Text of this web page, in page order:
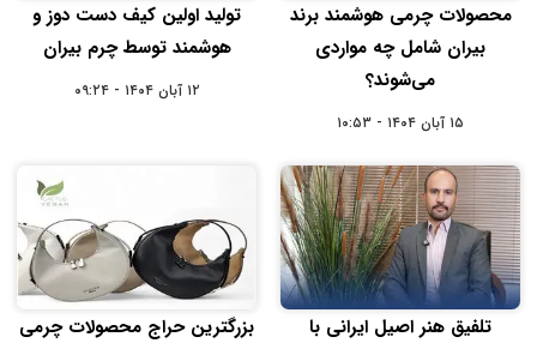
محصولات چرمی هوشمند برند
بیران شامل چه مواردی
می‌شوند؟
۱۵ آبان ۱۴۰۴ - ۱۰:۵۳
تولید اولین کیف دست دوز و
هوشمند توسط چرم بیران
۱۲ آبان ۱۴۰۴ - ۰۹:۲۴
تلفیق هنر اصیل ایرانی با
بزرگترین حراج محصولات چرمی